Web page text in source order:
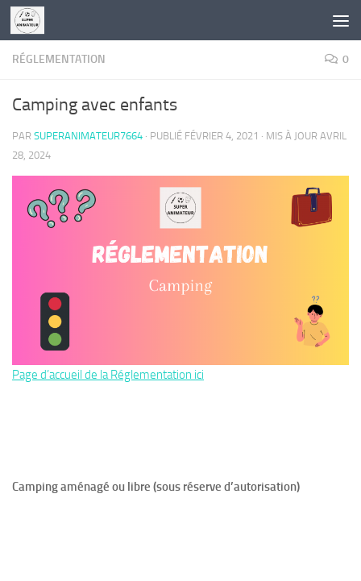
Skip to content
RÉGLEMENTATION 0
Camping avec enfants
PAR SUPERANIMATEUR7664 · PUBLIÉ FÉVRIER 4, 2021 · MIS À JOUR AVRIL
28, 2024
Page d’accueil de la Réglementation ici
Camping aménagé ou libre (sous réserve d’autorisation)